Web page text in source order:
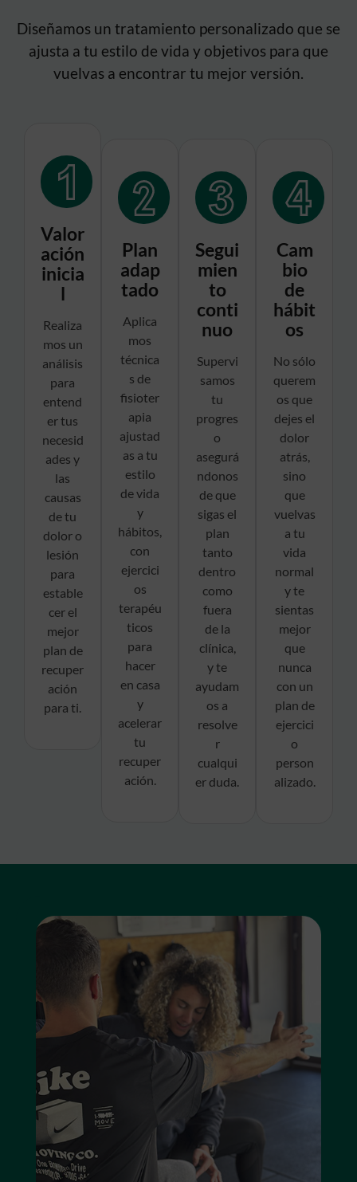
Diseñamos un tratamiento personalizado que se
ajusta a tu estilo de vida y objetivos para que
vuelvas a encontrar tu mejor versión.
Valor
ación
inicia
l
Realiza
mos un
análisis
para
entend
er tus
necesid
ades y
las
causas
de tu
dolor o
lesión
para
estable
cer el
mejor
plan de
recuper
ación
para ti.
Plan
adap
tado
Aplica
mos
técnica
s de
fisioter
apia
ajustad
as a tu
estilo
de vida
y
hábitos,
con
ejercici
os
terapéu
ticos
para
hacer
en casa
y
acelerar
tu
recuper
ación.
Segui
mien
to
conti
nuo
Supervi
samos
tu
progres
o
asegurá
ndonos
de que
sigas el
plan
tanto
dentro
como
fuera
de la
clínica,
y te
ayudam
os a
resolve
r
cualqui
er duda.
Cam
bio
de
hábit
os
No sólo
querem
os que
dejes el
dolor
atrás,
sino
que
vuelvas
a tu
vida
normal
y te
sientas
mejor
que
nunca
con un
plan de
ejercici
o
person
alizado.